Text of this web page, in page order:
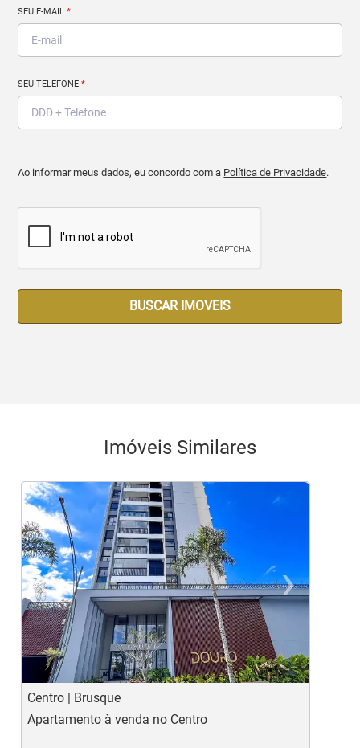
SEU E-MAIL*
SEU TELEFONE*
Ao informar meus dados, eu concordo com a Política de Privacidade.
BUSCAR IMOVEIS
Imóveis Similares
‹
Previous
›
Centro | Brusque
Apartamento à venda no Centro